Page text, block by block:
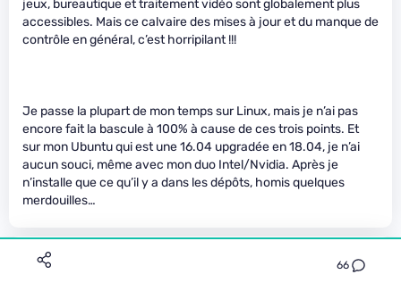
66
jeux, bureautique et traitement vidéo sont globalement plus
accessibles. Mais ce calvaire des mises à jour et du manque de
contrôle en général, c’est horripilant !!!
Je passe la plupart de mon temps sur Linux, mais je n’ai pas
encore fait la bascule à 100% à cause de ces trois points. Et
sur mon Ubuntu qui est une 16.04 upgradée en 18.04, je n’ai
aucun souci, même avec mon duo Intel/Nvidia. Après je
n’installe que ce qu’il y a dans les dépôts, homis quelques
merdouilles…